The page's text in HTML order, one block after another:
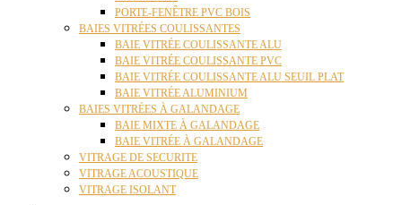
PORTE-FENÊTRE PVC BOIS
BAIES VITRÉES COULISSANTES
BAIE VITRÉE COULISSANTE ALU
BAIE VITRÉE COULISSANTE PVC
BAIE VITRÉE COULISSANTE ALU SEUIL PLAT
BAIE VITRÉE ALUMINIUM
BAIES VITRÉES À GALANDAGE
BAIE MIXTE À GALANDAGE
BAIE VITRÉE À GALANDAGE
VITRAGE DE SECURITE
VITRAGE ACOUSTIQUE
VITRAGE ISOLANT